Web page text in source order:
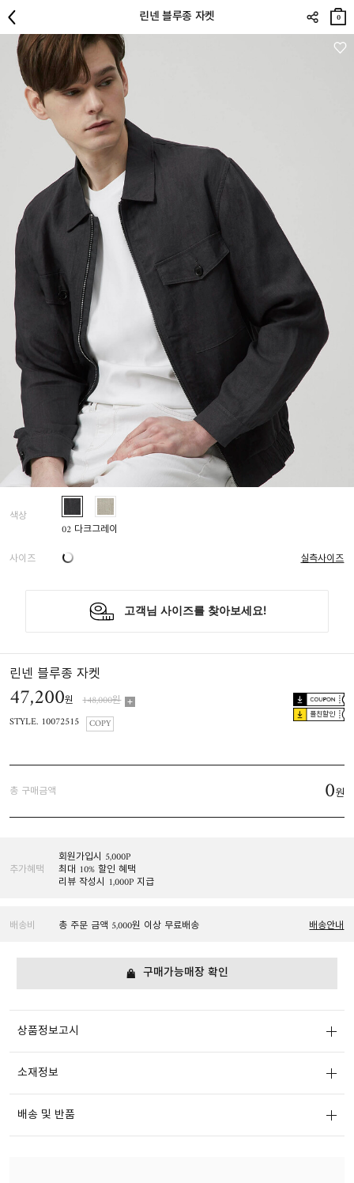
린넨 블루종 자켓
장바
구니
0
색상
02 다크그레이
사이즈
실측사이즈
린넨 블루종 자켓
47,200원 148,000원
플친할인
STYLE. 10072515 COPY
총 구매금액 0원
추가혜택
회원가입시 5,000P
최대 10% 할인 혜택
리뷰 작성시 1,000P 지급
배송비 총 주문 금액 5,000원 이상 무료배송 배송안내
구매가능매장 확인
상품정보고시
소재정보
배송 및 반품